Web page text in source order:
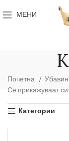
МЕНИ
Почетна
Се прикажуваат
Категории